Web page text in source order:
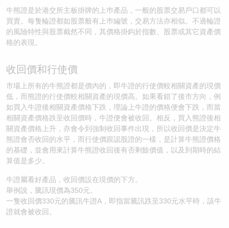
牛熊證是於港交所主板掛牌的上巿產品，一般的股票交易戶口都可以
買賣。每隻輪證都如股票般有上巿編號，交易方法亦相似。不過輪證
的風險特性與股票截然不同，其價格掛鈎於指數、股票或其它資產價
格的表現。
收回價和行使價
市場上所有的牛熊證都是價內的，即牛證的行使價較相關資產的現價
低，而熊證的行使價較相關資產的現價高。如果看錯了後市方向，例
如買入牛證後相關資產價格下跌，理論上牛證的價格便會下跌，而當
相關資產價格跌至收回價時，牛證便會被收回。相反，買入熊證後相
關資產價格上升，亦會令到強制收回事件出現，所以收回價是決定牛
熊證會否收回的水平，而行使價跟認股證的一樣，是計算牛熊證價格
的基礎，並會用來計算牛熊證收回後有否剩餘價值，以及到期時的結
算值是多少。
牛證屬看好產品，收回價設在現價的下方。
舉例說，騰訊現價為350元。
一隻收回價330元的騰訊牛證A，即指當騰訊跌至330元水平時，該牛
證就會被收回。